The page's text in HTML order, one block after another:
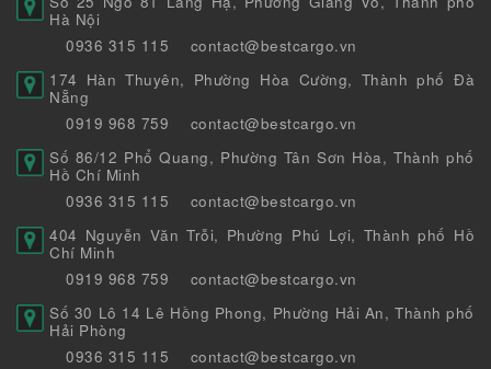
Hà Nội
0936 315 115
contact@bestcargo.vn
174 Hàn Thuyên, Phường Hòa Cường, Thành phố Đà
Nẵng
0919 968 759
contact@bestcargo.vn
Số 86/12 Phổ Quang, Phường Tân Sơn Hòa, Thành phố
Hồ Chí Minh
0936 315 115
contact@bestcargo.vn
404 Nguyễn Văn Trỗi, Phường Phú Lợi, Thành phố Hồ
Chí Minh
0919 968 759
contact@bestcargo.vn
Số 30 Lô 14 Lê Hồng Phong, Phường Hải An, Thành phố
Hải Phòng
0936 315 115
contact@bestcargo.vn